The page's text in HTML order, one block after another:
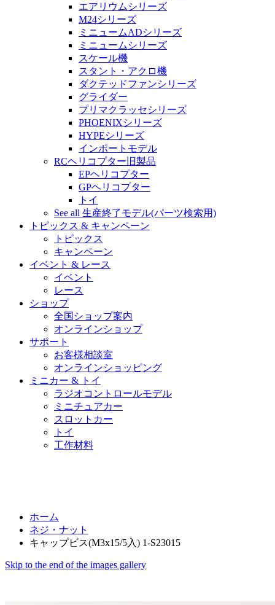
エアリウムシリーズ
M24シリーズ
ミニュームADシリーズ
ミニュームシリーズ
スケール機
スタント・アクロ機
ダクテッドファンシリーズ
グライダー
プリマクラッセシリーズ
PHOENIXシリーズ
HYPEシリーズ
インポートモデル
RCヘリコプター旧製品
EPヘリコプター
GPヘリコプター
トイ
See all 生産終了モデル(パーツ検索用)
トピックス & キャンペーン
トピックス
キャンペーン
イベント & レース
イベント
レース
ショップ
全国ショップ案内
オンラインショップ
サポート
お客様相談室
オンラインショッピング
ミニカー & トイ
ラジオコントロールモデル
ミニチュアカー
スロットカー
トイ
工作材料
ホーム
ネジ・ナット
キャップビス(M3x15/5入) 1-S23015
Skip to the end of the images gallery